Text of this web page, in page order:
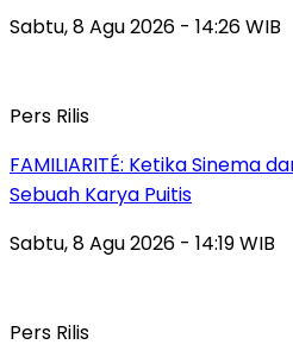
Sabtu, 8 Agu 2026 - 14:26 WIB
Pers Rilis
FAMILIARITÉ: Ketika Sinema
Sebuah Karya Puitis
Sabtu, 8 Agu 2026 - 14:19 WIB
Pers Rilis